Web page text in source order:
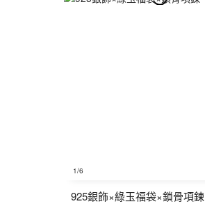
1/6
925銀飾×綠玉福袋×鎖骨項鍊